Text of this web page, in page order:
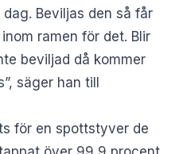
Beviljas den så får
ramen för det. Blir
beviljad då kommer
säger han till
för en spottstyver de